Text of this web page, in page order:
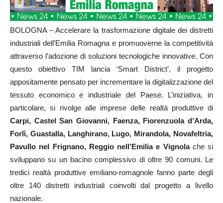
BOLOGNA – Accelerare la trasformazione digitale dei distretti
industriali dell’Emilia Romagna e promuoverne la competitività
attraverso l’adozione di soluzioni tecnologiche innovative. Con
questo obiettivo TIM lancia ‘Smart District’, il progetto
appositamente pensato per incrementare la digitalizzazione del
tessuto economico e industriale del Paese. L’iniziativa, in
particolare, si rivolge alle imprese delle realtà produttive di
Carpi, Castel San Giovanni, Faenza, Fiorenzuola d’Arda,
Forlì, Guastalla, Langhirano, Lugo, Mirandola, Novafeltria,
Pavullo nel Frignano, Reggio nell’Emilia e Vignolache si
sviluppano su un bacino complessivo di oltre 90 comuni. Le
tredici realtà produttive emiliano-romagnole fanno parte degli
oltre 140 distretti industriali coinvolti dal progetto a livello
nazionale.